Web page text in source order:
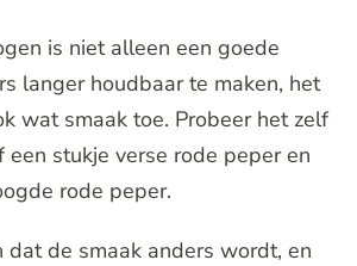
is niet alleen een goede
langer houdbaar te maken, het
wat smaak toe. Probeer het zelf
een stukje verse rode peper en
rode peper.
dat de smaak anders wordt, en